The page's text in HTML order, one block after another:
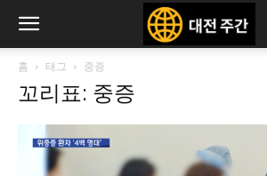
홈 태그 중증
꼬리표: 중증